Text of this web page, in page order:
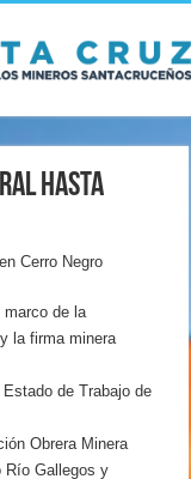
hasta
Cerro Negro
marco de la
la firma minera
de Trabajo de
Obrera Minera
Río Gallegos y